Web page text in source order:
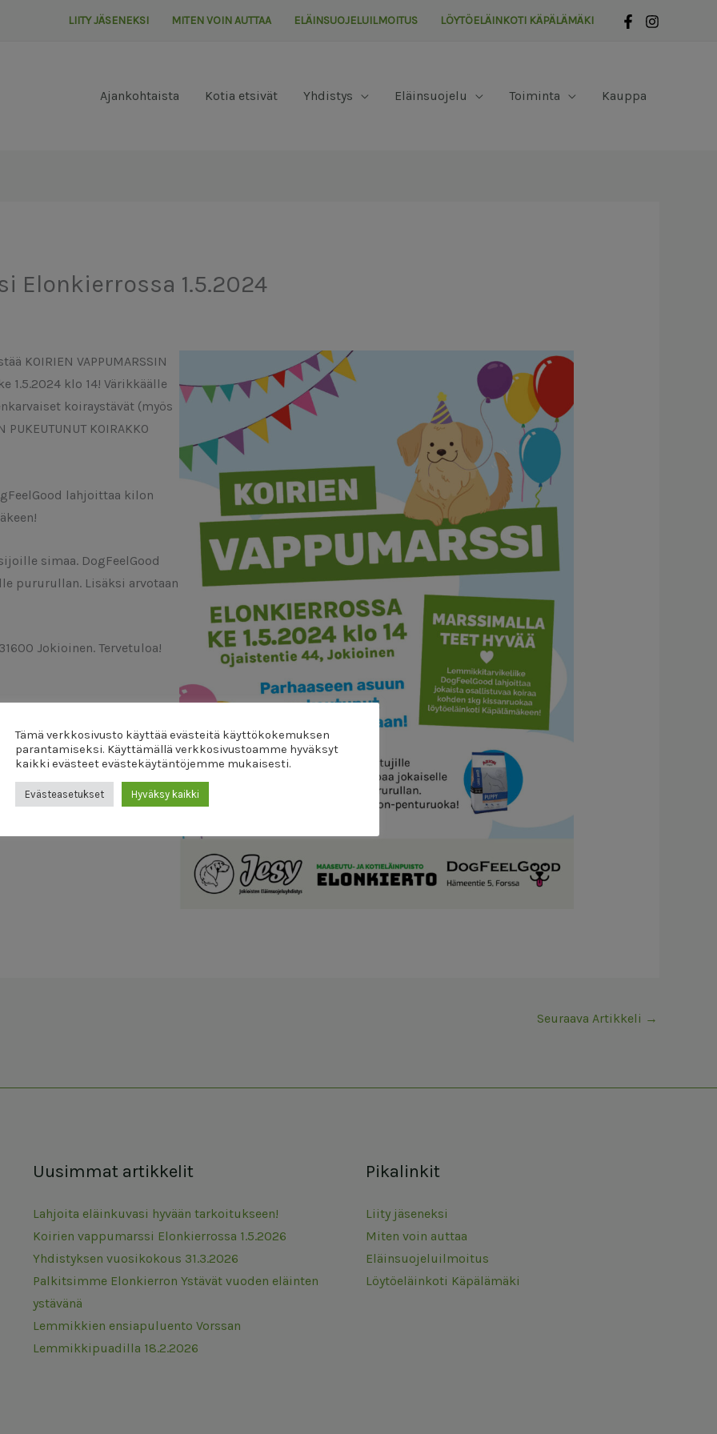
LIITY JÄSENEKSI MITEN VOIN AUTTAA ELÄINSUOJELUILMOITUS LÖYTÖELÄINKOTI KÄPÄLÄMÄKI
Ajankohtaista Kotia etsivät Yhdistys Eläinsuojelu Toiminta Kauppa
Elonkierrossa 1.5.2024
KOIRIEN VAPPUMARSSIN
1.5.2024 klo 14! Värikkäälle
koiraystävät (myös
PUKEUTUNUT KOIRAKKO
lahjoittaa kilon
simaa. DogFeelGood
pururullan. Lisäksi arvotaan
Jokioinen. Tervetuloa!
Seuraava Artikkeli →
Uusimmat artikkelit
Lahjoita eläinkuvasi hyvään tarkoitukseen!
Koirien vappumarssi Elonkierrossa 1.5.2026
Yhdistyksen vuosikokous 31.3.2026
Palkitsimme Elonkierron Ystävät vuoden eläinten
ystävänä
Lemmikkien ensiapuluento Vorssan
Lemmikkipuadilla 18.2.2026
Pikalinkit
Liity jäseneksi
Miten voin auttaa
Eläinsuojeluilmoitus
Löytöeläinkoti Käpälämäki
Tämä verkkosivusto käyttää evästeitä käyttökokemuksen
parantamiseksi. Käyttämällä verkkosivustoamme hyväksyt
kaikki evästeet evästekäytäntöjemme mukaisesti.
Evästeasetukset Hyväksy kaikki